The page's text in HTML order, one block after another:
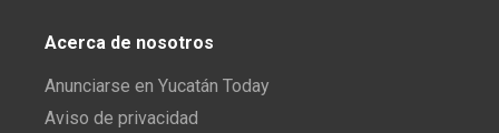
Acerca de nosotros
Anunciarse en Yucatán Today
Aviso de privacidad